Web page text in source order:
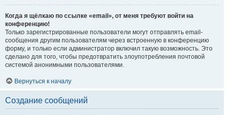
Когда я щёлкаю по ссылке «email», от меня требуют войти на
конференцию!
Только зарегистрированные пользователи могут отправлять email-
сообщения другим пользователям через встроенную в конференцию
форму, и только если администратор включил такую возможность. Это
сделано для того, чтобы предотвратить злоупотребления почтовой
системой анонимными пользователями.
Вернуться к началу
Создание сообщений